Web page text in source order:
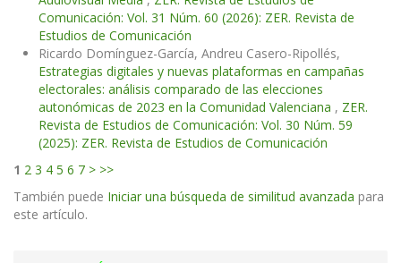
Comunicación: Vol. 31 Núm. 60 (2026): ZER. Revista de
Estudios de Comunicación
Ricardo Domínguez-García, Andreu Casero-Ripollés,
Estrategias digitales y nuevas plataformas en campañas
electorales: análisis comparado de las elecciones
autonómicas de 2023 en la Comunidad Valenciana , ZER.
Revista de Estudios de Comunicación: Vol. 30 Núm. 59
(2025): ZER. Revista de Estudios de Comunicación
1 2 3 4 5 6 7 > >>
También puede Iniciar una búsqueda de similitud avanzada para
este artículo.